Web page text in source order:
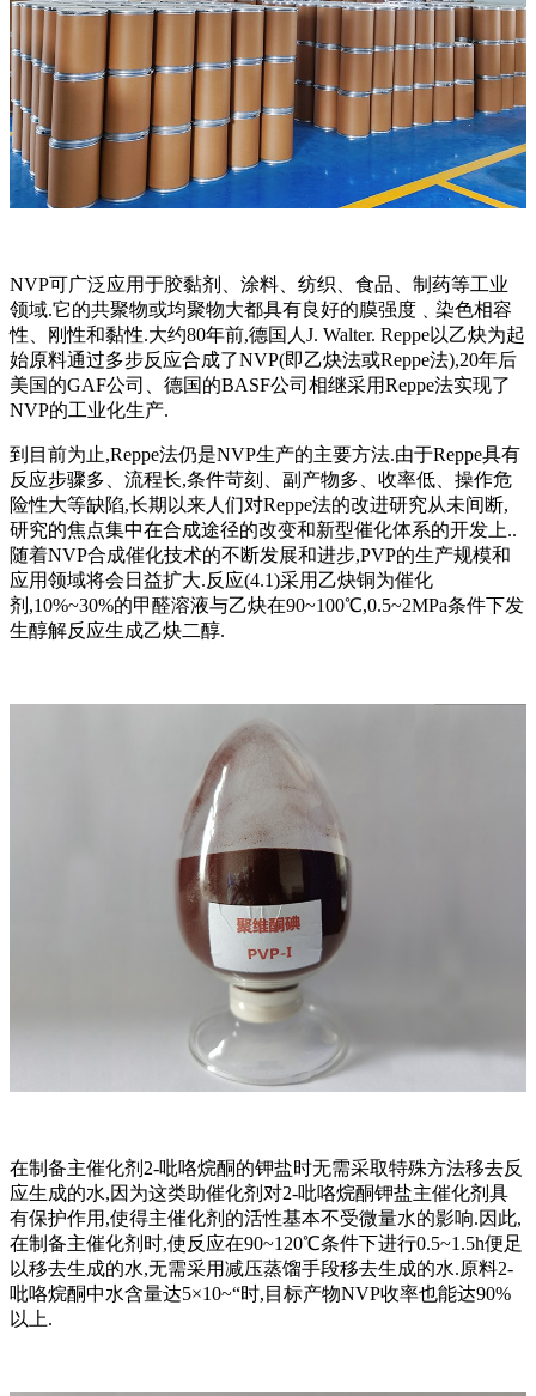
NVP可广泛应用于胶黏剂、涂料、纺织、食品、制药等工业
领域.它的共聚物或均聚物大都具有良好的膜强度﹑染色相容
性、刚性和黏性.大约80年前,德国人J. Walter. Reppe以乙炔为起
始原料通过多步反应合成了NVP(即乙炔法或Reppe法),20年后
美国的GAF公司、德国的BASF公司相继采用Reppe法实现了
NVP的工业化生产.
到目前为止,Reppe法仍是NVP生产的主要方法.由于Reppe具有
反应步骤多、流程长,条件苛刻、副产物多、收率低、操作危
险性大等缺陷,长期以来人们对Reppe法的改进研究从未间断,
研究的焦点集中在合成途径的改变和新型催化体系的开发上..
随着NVP合成催化技术的不断发展和进步,PVP的生产规模和
应用领域将会日益扩大.反应(4.1)采用乙炔铜为催化
剂,10%~30%的甲醛溶液与乙炔在90~100℃,0.5~2MPa条件下发
生醇解反应生成乙炔二醇.
在制备主催化剂2-吡咯烷酮的钾盐时无需采取特殊方法移去反
应生成的水,因为这类助催化剂对2-吡咯烷酮钾盐主催化剂具
有保护作用,使得主催化剂的活性基本不受微量水的影响.因此,
在制备主催化剂时,使反应在90~120℃条件下进行0.5~1.5h便足
以移去生成的水,无需采用减压蒸馏手段移去生成的水.原料2-
吡咯烷酮中水含量达5×10~“时,目标产物NVP收率也能达90%
以上.